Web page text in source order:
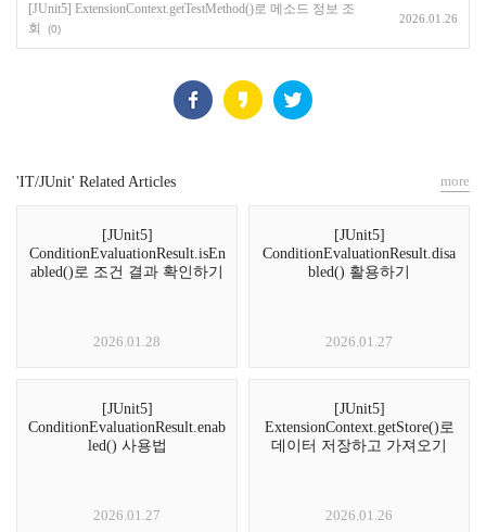
[JUnit5] ExtensionContext.getTestMethod()로 메소드 정보 조
회
(0)
2026.01.26
'IT/JUnit' Related Articles
[JUnit5]
ConditionEvaluationResult.isEn
abled()로 조건 결과 확인하기
2026.01.28
[JUnit5]
ConditionEvaluationResult.disa
bled() 활용하기
2026.01.27
[JUnit5]
ConditionEvaluationResult.enab
led() 사용법
2026.01.27
[JUnit5]
ExtensionContext.getStore()로
데이터 저장하고 가져오기
2026.01.26
more